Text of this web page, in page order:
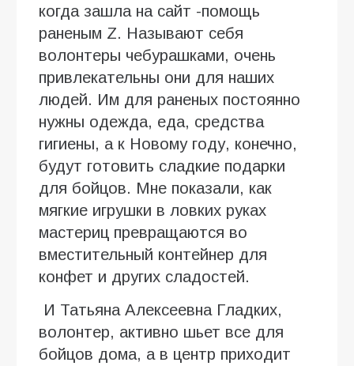
когда зашла на сайт -помощь
раненым Z. Называют себя
волонтеры чебурашками, очень
привлекательны они для наших
людей. Им для раненых постоянно
нужны одежда, еда, средства
гигиены, а к Новому году, конечно,
будут готовить сладкие подарки
для бойцов. Мне показали, как
мягкие игрушки в ловких руках
мастериц превращаются во
вместительный контейнер для
конфет и других сладостей.
И Татьяна Алексеевна Гладких,
волонтер, активно шьет все для
бойцов дома, а в центр приходит